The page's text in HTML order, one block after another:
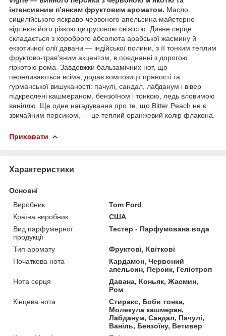
інтенсивним п’янким фруктовим ароматом. Масло
сицилійського яскраво-червоного апельсина майстерно
відтінює його різкою цитрусовою свіжістю. Дивне серце
складається з хороброго абсолюта арабської жасмину й
екзотичної олії давани — індійської полини, з її тонким теплим
фруктово-трав'яним акцентом, в поєднанні з дорогою
гіркотою рома. Завдовжки бальзамічних нот, що
переливаються всіма, додає композиції пряності та
гурманської вишуканості: пачулі, сандал, лабданум і вівер
підкреслені кашмераном, бензоїном і тонкою, ледь вловимою
ваніллю. Ще одне нагадування про те, що Bitter Peach не є
звичайним персиком, — це теплий оранжевий колір флакона.
Приховати
Характеристики
Основні
Виробник
Tom Ford
Країна виробник
США
Вид парфумерної
продукції
Тестер - Парфумована вода
Тип аромату
Фруктові, Квіткові
Початкова нота
Кардамон, Червоний
апельсин, Персик, Геліотроп
Нота серця
Давана, Коньяк, Жасмин,
Ром
Кінцева нота
Стиракс, Боби тонка,
Молекула кашмеран,
Лабданум, Сандал, Пачулі,
Ваніль, Бензоїну, Ветивер